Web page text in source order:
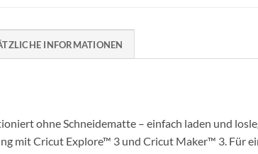
INFORMATIONEN
ohne Schneidematte – einfach laden und
mit Cricut Explore™ 3 und Cricut Maker™ 3. Für